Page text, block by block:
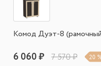
Комод Дуэт-8
6 060 ₽ 7 570 ₽ 20